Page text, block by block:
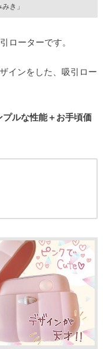
き」
ローターです。
インをした、吸引ロー
ルな性能＋お手頃価